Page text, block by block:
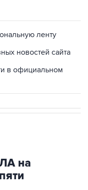
ленту
новостей сайта
в официальном
на